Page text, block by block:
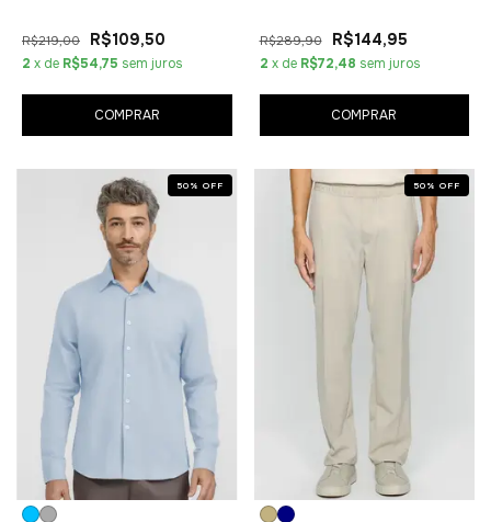
R$219,00 R$109,50
2 x de R$54,75 sem juros
COMPRAR
R$289,90 R$144,95
2 x de R$72,48 sem juros
COMPRAR
50 % OFF 50 % OFF